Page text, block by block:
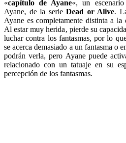
«capítulo de Ayane«, un
Ayane, de la serieDead or Alive.
Ayane es completamente distinta a
Al estar muy herida, pierde su
luchar contra los fantasmas, por lo
se acerca demasiado a un fantasma o
podrán verla, pero Ayane puede
relacionado con un tatuaje en su
percepción de los fantasmas.